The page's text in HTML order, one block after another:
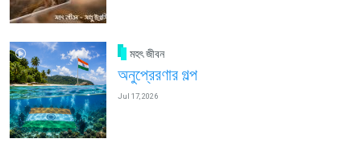
মহৎ জীবন
অনুপ্রেরণার গল্প
Jul 17, 2026